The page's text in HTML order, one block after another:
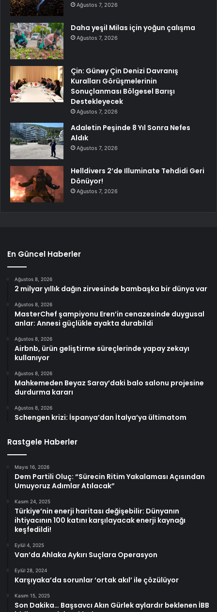
Ağustos 7, 2026
Daha yeşil Milas için yoğun çalışma
Ağustos 7, 2026
Çin: Güney Çin Denizi Davranış
Kuralları Görüşmelerinin
Sonuçlanması Bölgesel Barışı
Destekleyecek
Ağustos 7, 2026
Adaletin Peşinde 8 Yıl Sonra Nefes
Aldık
Ağustos 7, 2026
Helldivers 2’de Illuminate Tehdidi Geri
Dönüyor!
Ağustos 7, 2026
En Güncel Haberler
Ağustos 8, 2026
2 milyar yıllık dağın zirvesinde bambaşka bir dünya var
Ağustos 8, 2026
MasterChef şampiyonu Eren’in cenazesinde duygusal
anlar: Annesi güçlükle ayakta durabildi
Ağustos 8, 2026
Airbnb, ürün geliştirme süreçlerinde yapay zekayı
kullanıyor
Ağustos 8, 2026
Mahkemeden Beyaz Saray’daki balo salonu projesine
durdurma kararı
Ağustos 8, 2026
Schengen krizi: İspanya’dan İtalya’ya ültimatom
Rastgele Haberler
Mayıs 16, 2026
Dem Partili Oluç: “Sürecin Ritim Yakalaması Açısından
Umuyoruz Adımlar Atılacak”
Kasım 24, 2025
Türkiye’nin enerji haritası değişebilir: Dünyanın
ihtiyacının 100 katını karşılayacak enerji kaynağı
keşfedildi!
Eylül 4, 2025
Van’da Ahlaka Aykırı Suçlara Operasyon
Eylül 28, 2024
Karşıyaka’da sorunlar ‘ortak akıl’ ile çözülüyor
Kasım 15, 2025
Son Dakika… Başsavcı Akın Gürlek aylardır beklenen İBB